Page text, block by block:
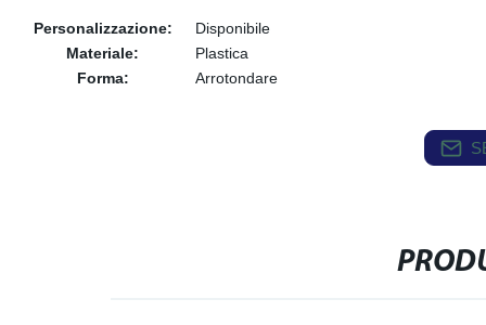
Personalizzazione:
Disponibile
Materiale:
Plastica
Forma:
Arrotondare